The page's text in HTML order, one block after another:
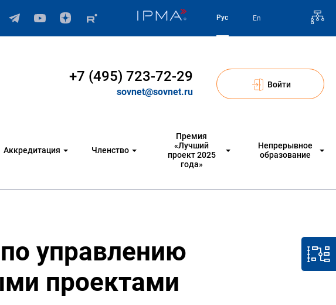
Рус En
+7 (495) 723-72-29
sovnet@sovnet.ru
Войти
Аккредитация Членство
Премия
«Лучший
проект 2025
года»
Непрерывное
образование
управлению
проектами